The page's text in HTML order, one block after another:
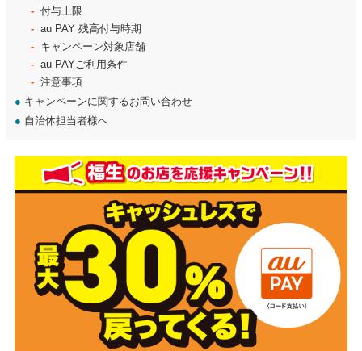
付与上限
au PAY 残高付与時期
キャンペーン対象店舗
au PAYご利用条件
注意事項
● キャンペーンに関するお問い合わせ
● 自治体担当者様へ